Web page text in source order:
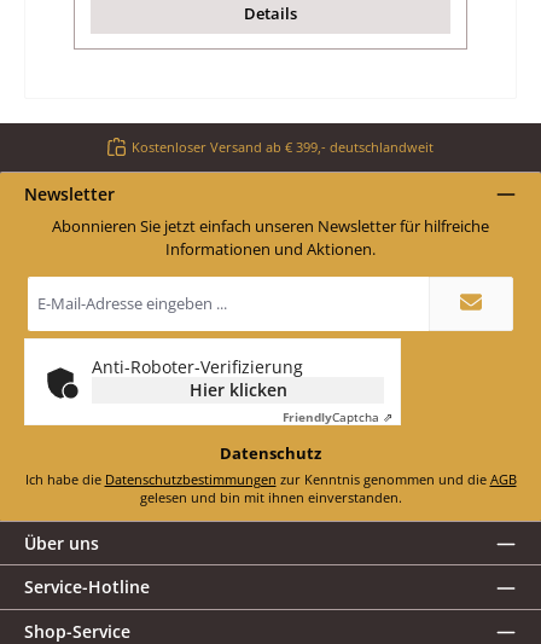
Details
Kostenloser Versand ab € 399,- deutschlandweit
Newsletter
Abonnieren Sie jetzt einfach unseren Newsletter für hilfreiche
Informationen und Aktionen.
E-
Mail-
*
Anti-Roboter-Verifizierung
Hier klicken
FriendlyCaptcha ⇗
Datenschutz
Ich habe die Datenschutzbestimmungen zur Kenntnis genommen und die AGB
gelesen und bin mit ihnen einverstanden.
Über uns
Service-Hotline
Shop-Service